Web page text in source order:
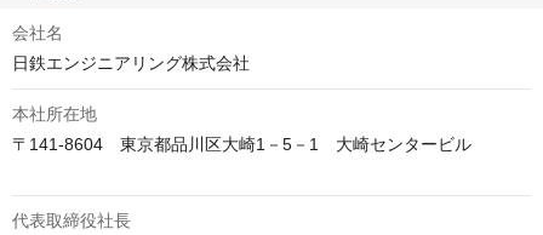
会社名
日鉄エンジニアリング株式会社
本社所在地
〒141-8604　東京都品川区大崎1－5－1　大崎センタービル
代表取締役社長